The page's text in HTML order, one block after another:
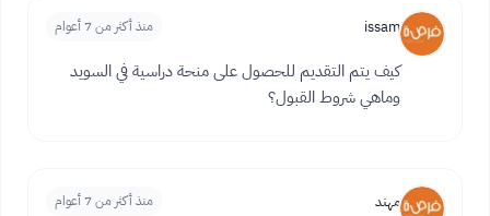
issam منذ أكثر من 7 أعوام
كيف يتم التقديم للحصول على منحة دراسية في السويد
وماهي شروط القبول؟
مهند منذ أكثر من 7 أعوام